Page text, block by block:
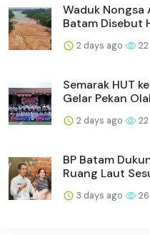
Waduk Nongsa
Batam Disebut
2 days ago 22
Semarak HUT
Gelar Pekan
2 days ago 22
BP Batam
Ruang Laut
3 days ago 26